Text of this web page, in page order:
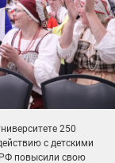
250
с детскими
повысили свою